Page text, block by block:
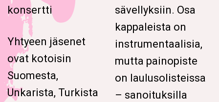
konsertti
Yhtyeen jäsenet
ovat kotoisin
Suomesta,
Unkarista, Turkista
sävellyksiin. Osa
kappaleista on
instrumentaalisia,
mutta painopiste
on laulusolisteissa
– sanoituksilla